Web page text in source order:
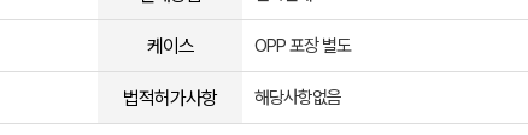
케이스 OPP 포장 별도
법적허가사항 해당사항없음